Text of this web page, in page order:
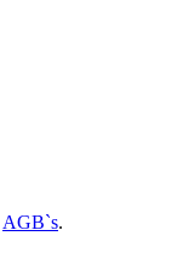
AGB`s.